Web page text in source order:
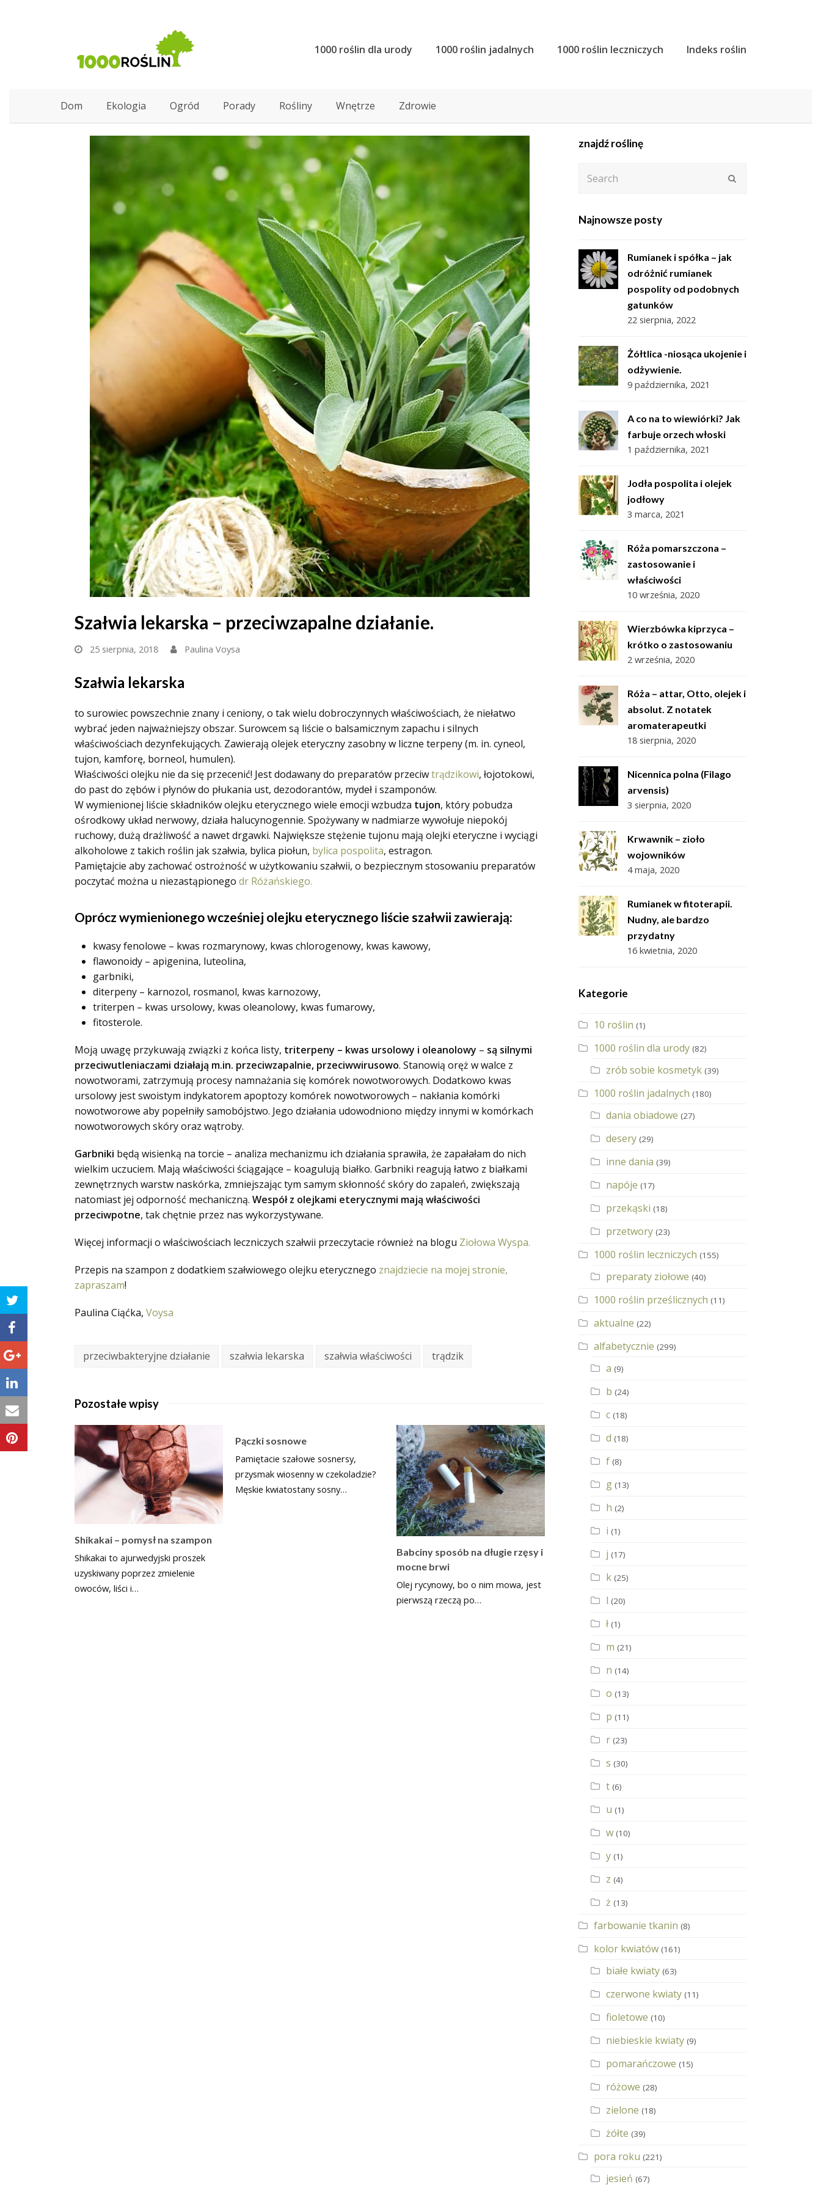
1000 roślin dla urody 1000 roślin jadalnych 1000 roślin leczniczych Indeks roślin
Dom Ekologia Ogród Porady Rośliny Wnętrze Zdrowie
Szałwia lekarska – przeciwzapalne działanie.
25 sierpnia, 2018 Paulina Voysa
Szałwia lekarska
to surowiec powszechnie znany i ceniony, o tak wielu dobroczynnych właściwościach, że niełatwo
wybrać jeden najważniejszy obszar. Surowcem są liście o balsamicznym zapachu i silnych
właściwościach dezynfekujących. Zawierają olejek eteryczny zasobny w liczne terpeny (m. in. cyneol,
tujon, kamforę, borneol, humulen).
Właściwości olejku nie da się przecenić! Jest dodawany do preparatów przeciwtrądzikowi, łojotokowi,
do past do zębów i płynów do płukania ust, dezodorantów, mydeł i szamponów.
W wymienionej liście składników olejku eterycznego wiele emocji wzbudza tujon, który pobudza
ośrodkowy układ nerwowy, działa halucynogennie. Spożywany w nadmiarze wywołuje niepokój
ruchowy, dużą drażliwość a nawet drgawki. Największe stężenie tujonu mają olejki eteryczne i wyciągi
alkoholowe z takich roślin jak szałwia, bylica piołun, bylica pospolita, estragon.
Pamiętajcie aby zachować ostrożność w użytkowaniu szałwii, o bezpiecznym stosowaniu preparatów
poczytać można u niezastąpionego dr Różańskiego.
Oprócz wymienionego wcześniej olejku eterycznego liście szałwii zawierają:
kwasy fenolowe – kwas rozmarynowy, kwas chlorogenowy, kwas kawowy,
flawonoidy – apigenina, luteolina,
garbniki,
diterpeny – karnozol, rosmanol, kwas karnozowy,
triterpen – kwas ursolowy, kwas oleanolowy, kwas fumarowy,
fitosterole.
Moją uwagę przykuwają związki z końca listy, triterpeny – kwas ursolowy i oleanolowy – są silnymi
przeciwutleniaczami działają m.in. przeciwzapalnie, przeciwwirusowo. Stanowią oręż w walce z
nowotworami, zatrzymują procesy namnażania się komórek nowotworowych. Dodatkowo kwas
ursolowy jest swoistym indykatorem apoptozy komórek nowotworowych – nakłania komórki
nowotworowe aby popełniły samobójstwo. Jego działania udowodniono między innymi w komórkach
nowotworowych skóry oraz wątroby.
Garbniki będą wisienką na torcie – analiza mechanizmu ich działania sprawiła, że zapałałam do nich
wielkim uczuciem. Mają właściwości ściągające – koagulują białko. Garbniki reagują łatwo z białkami
zewnętrznych warstw naskórka, zmniejszając tym samym skłonność skóry do zapaleń, zwiększają
natomiast jej odporność mechaniczną. Wespół z olejkami eterycznymi mają właściwości
przeciwpotne, tak chętnie przez nas wykorzystywane.
Więcej informacji o właściwościach leczniczych szałwii przeczytacie również na blogu Ziołowa Wyspa.
Przepis na szampon z dodatkiem szałwiowego olejku eterycznego znajdziecie na mojej stronie,
zapraszam!
Paulina Ciąćka, Voysa
przeciwbakteryjne działanie szałwia lekarska szałwia właściwości trądzik
Pozostałe wpisy
Shikakai – pomysł na szampon
Shikakai to ajurwedyjski proszek
uzyskiwany poprzez zmielenie
owoców, liści i…
Pączki sosnowe
Pamiętacie szałowe sosnersy,
przysmak wiosenny w czekoladzie?
Męskie kwiatostany sosny…
Babciny sposób na długie rzęsy i
mocne brwi
Olej rycynowy, bo o nim mowa, jest
pierwszą rzeczą po…
znajdź roślinę
Najnowsze posty
Rumianek i spółka – jak
odróżnić rumianek
pospolity od podobnych
gatunków
22 sierpnia, 2022
Żółtlica -niosąca ukojenie i
odżywienie.
9 października, 2021
A co na to wiewiórki? Jak
farbuje orzech włoski
1 października, 2021
Jodła pospolita i olejek
jodłowy
3 marca, 2021
Róża pomarszczona –
zastosowanie i
właściwości
10 września, 2020
Wierzbówka kiprzyca –
krótko o zastosowaniu
2 września, 2020
Róża – attar, Otto, olejek i
absolut. Z notatek
aromaterapeutki
18 sierpnia, 2020
Nicennica polna (Filago
arvensis)
3 sierpnia, 2020
Krwawnik – zioło
wojowników
4 maja, 2020
Rumianek w fitoterapii.
Nudny, ale bardzo
przydatny
16 kwietnia, 2020
Kategorie
10 roślin (1)
1000 roślin dla urody (82)
zrób sobie kosmetyk (39)
1000 roślin jadalnych (180)
dania obiadowe (27)
desery (29)
inne dania (39)
napóje (17)
przekąski (18)
przetwory (23)
1000 roślin leczniczych (155)
preparaty ziołowe (40)
1000 roślin prześlicznych (11)
aktualne (22)
alfabetycznie (299)
a (9)
b (24)
c (18)
d (18)
f (8)
g (13)
h (2)
i (1)
j (17)
k (25)
l (20)
ł (1)
m (21)
n (14)
o (13)
p (11)
r (23)
s (30)
t (6)
u (1)
w (10)
y (1)
z (4)
ż (13)
farbowanie tkanin (8)
kolor kwiatów (161)
białe kwiaty (63)
czerwone kwiaty (11)
fioletowe (10)
niebieskie kwiaty (9)
pomarańczowe (15)
różowe (28)
zielone (18)
żółte (39)
pora roku (221)
jesień (67)